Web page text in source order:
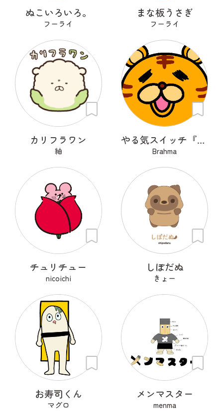
ぬこいろいろ。
フーライ
まな板うさぎ
フーライ
カリフラワン
紬
やる気スイッチ『OFFトラくん』
Brahma
チュリチュー
nicoichi
しぽだぬ
きょー
お寿司くん
マグロ
メンマスター
menma